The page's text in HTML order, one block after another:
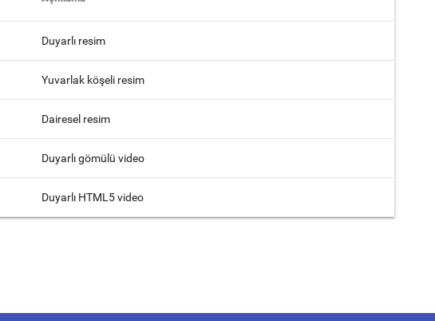
Duyarlı resim
Yuvarlak köşeli resim
Dairesel resim
Duyarlı gömülü video
Duyarlı HTML5 video